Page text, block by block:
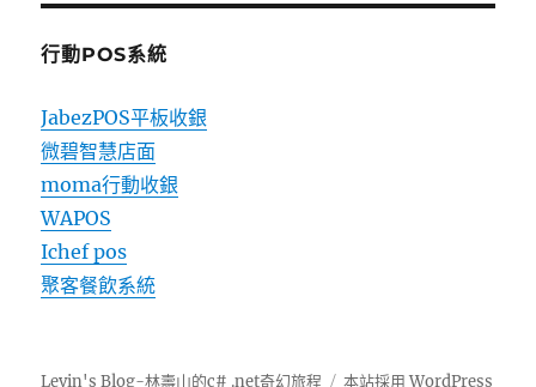
行動POS系統
JabezPOS平板收銀
微碧智慧店面
moma行動收銀
WAPOS
Ichef pos
聚客餐飲系統
Levin's Blog-林壽山的c# .net奇幻旅程 本站採用 WordPress